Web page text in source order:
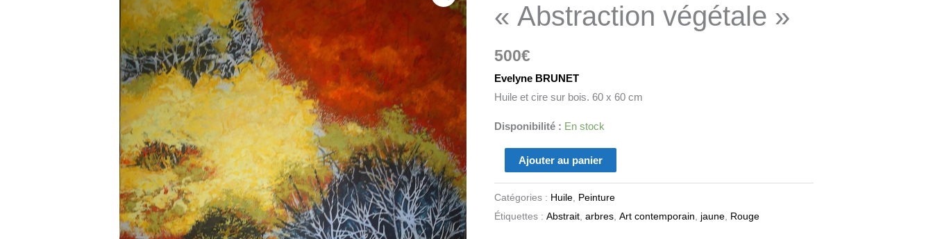
« Abstraction végétale »
500€
Evelyne BRUNET
Huile et cire sur bois. 60 x 60 cm
Disponibilité : En stock
"Abstraction
Ajouter au panier
Catégories : Huile
Peinture
Étiquettes : Abstrait arbres Art contemporain jaune Rouge